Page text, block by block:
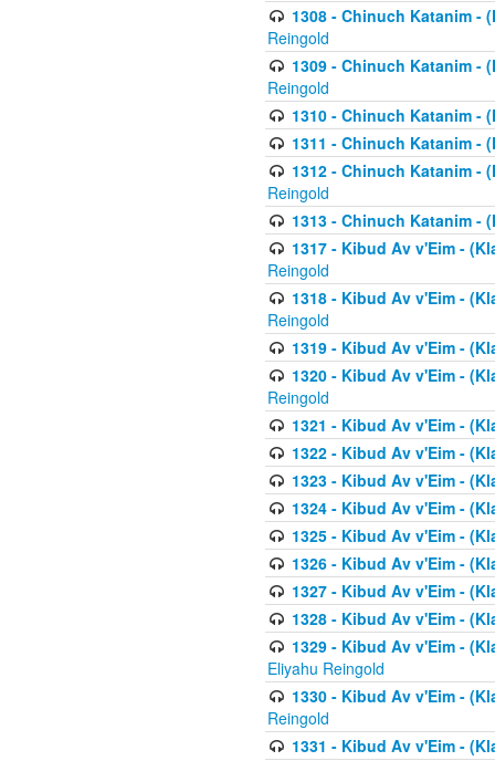
1308 - Chinuch Katanim -
Reingold
1309 - Chinuch Katanim -
Reingold
1310 - Chinuch Katanim -
1311 - Chinuch Katanim -
1312 - Chinuch Katanim -
Reingold
1313 - Chinuch Katanim -
1317 - Kibud Av v'Eim -
Reingold
1318 - Kibud Av v'Eim -
Reingold
1319 - Kibud Av v'Eim -
1320 - Kibud Av v'Eim -
Reingold
1321 - Kibud Av v'Eim -
1322 - Kibud Av v'Eim -
1323 - Kibud Av v'Eim -
1324 - Kibud Av v'Eim -
1325 - Kibud Av v'Eim -
1326 - Kibud Av v'Eim -
1327 - Kibud Av v'Eim -
1328 - Kibud Av v'Eim -
1329 - Kibud Av v'Eim -
Eliyahu Reingold
1330 - Kibud Av v'Eim -
Reingold
1331 - Kibud Av v'Eim -